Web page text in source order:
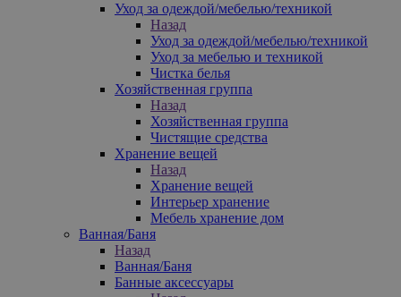
Уход за одеждой/мебелью/техникой
Назад
Уход за одеждой/мебелью/техникой
Уход за мебелью и техникой
Чистка белья
Хозяйственная группа
Назад
Хозяйственная группа
Чистящие средства
Хранение вещей
Назад
Хранение вещей
Интерьер хранение
Мебель хранение дом
Ванная/Баня
Назад
Ванная/Баня
Банные аксессуары